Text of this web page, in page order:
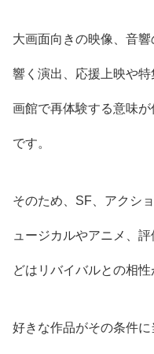
大画面向きの映像、音
響く演出、応援上映や
画館で再体験する意味
です。
そのため、SF、アクシ
ュージカルやアニメ、
どはリバイバルとの相性
好きな作品がその条件